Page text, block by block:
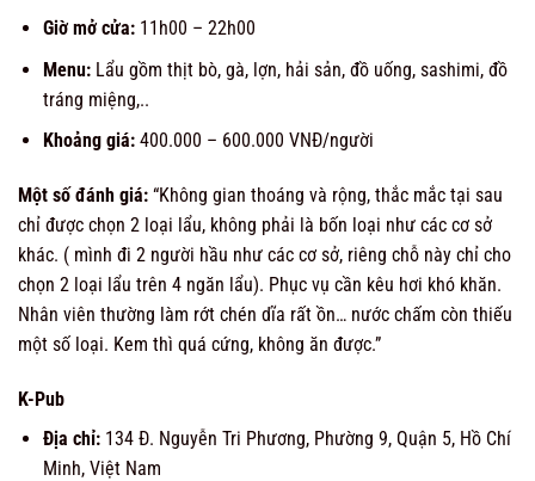
Giờ mở cửa: 11h00 – 22h00
Menu: Lẩu gồm thịt bò, gà, lợn, hải sản, đồ uống, sashimi, đồ
tráng miệng,..
Khoảng giá: 400.000 – 600.000 VNĐ/người
Một số đánh giá: “Không gian thoáng và rộng, thắc mắc tại sau
chỉ được chọn 2 loại lẩu, không phải là bốn loại như các cơ sở
khác. ( mình đi 2 người hầu như các cơ sở, riêng chỗ này chỉ cho
chọn 2 loại lẩu trên 4 ngăn lẩu). Phục vụ cần kêu hơi khó khăn.
Nhân viên thường làm rớt chén dĩa rất ồn… nước chấm còn thiếu
một số loại. Kem thì quá cứng, không ăn được.”
K-Pub
Địa chỉ: 134 Đ. Nguyễn Tri Phương, Phường 9, Quận 5, Hồ Chí
Minh, Việt Nam